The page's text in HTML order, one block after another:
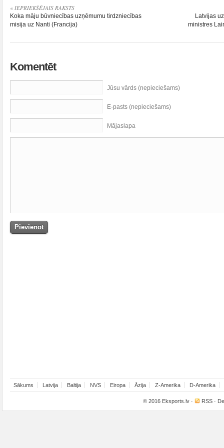
« IEPRIEKŠĒJAIS RAKSTS
Koka māju būvniecības uzņēmumu tirdzniecības
misija uz Nanti (Francija)
Latvijas
ministres
Komentēt
Jūsu vārds (nepieciešams)
E-pasts (nepieciešams)
Mājaslapa
Sākums Latvija Baltija NVS Eiropa Āzija Z-Amerika D-Amerika
© 2016 Eksports.lv · RSS ·